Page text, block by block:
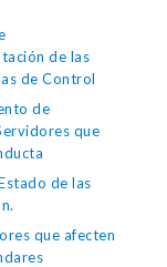
de las
de Control
de
que
de las
que afecten